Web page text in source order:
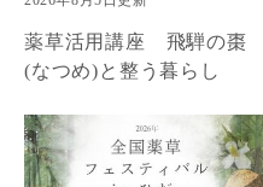
薬草活用講座 飛騨の棗
(なつめ)と整う暮らし